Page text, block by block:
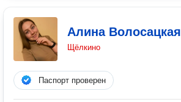
Алина Волосацкая
Щёлкино
Паспорт проверен